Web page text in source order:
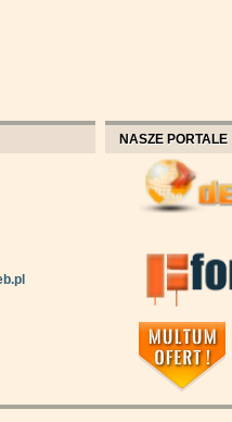
NASZE PORTALE